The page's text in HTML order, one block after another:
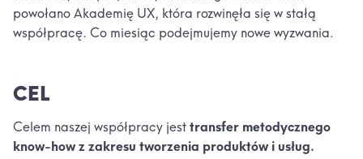
powołano Akademię UX, która rozwinęła się w stałą
współpracę. Co miesiąc podejmujemy nowe wyzwania.
CEL
Celem naszej współpracy jest transfer metodycznego
know-how z zakresu tworzenia produktów i usług.